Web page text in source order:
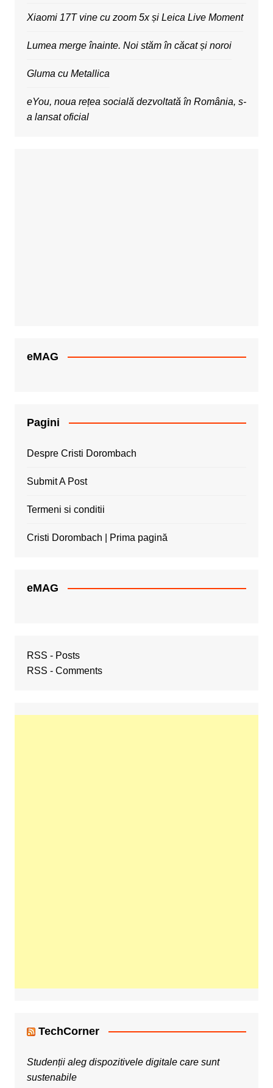
Xiaomi 17T vine cu zoom 5x și Leica Live Moment
Lumea merge înainte. Noi stăm în căcat și noroi
Gluma cu Metallica
eYou, noua rețea socială dezvoltată în România, s-
a lansat oficial
eMAG
Pagini
Despre Cristi Dorombach
Submit A Post
Termeni si conditii
Cristi Dorombach | Prima pagină
eMAG
RSS - Posts
RSS - Comments
TechCorner
Studenții aleg dispozitivele digitale care sunt
sustenabile